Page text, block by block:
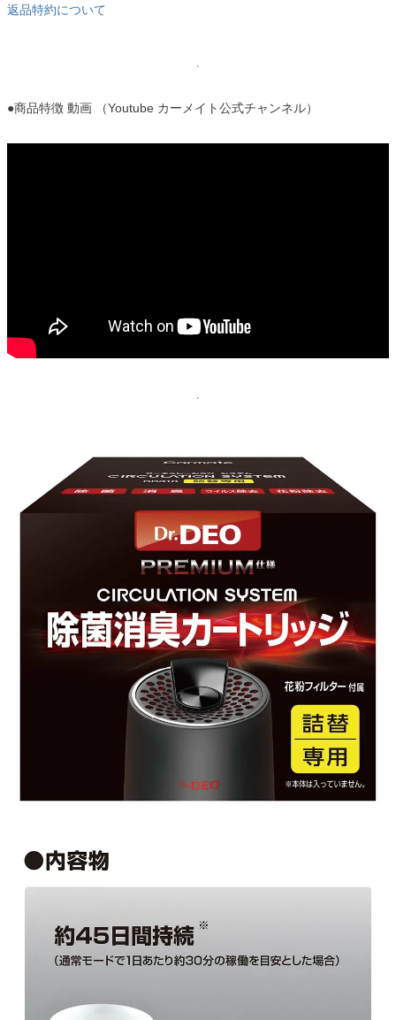
返品特約について
●商品特徴 動画 （Youtube カーメイト公式チャンネル）